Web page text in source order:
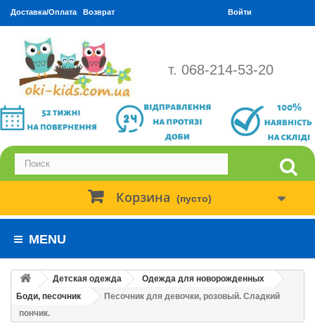
Доставка/Оплата Возврат Войти
т. 068-214-53-20
Корзина (пусто)
MENU
Детская одежда
Одежда для новорожденных
Боди, песочник
Песочник для девочки, розовый. Сладкий
пончик.